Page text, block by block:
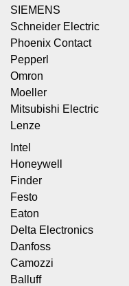
SIEMENS
Schneider Electric
Phoenix Contact
Pepperl
Omron
Moeller
Mitsubishi Electric
Lenze
Intel
Honeywell
Finder
Festo
Eaton
Delta Electronics
Danfoss
Camozzi
Balluff